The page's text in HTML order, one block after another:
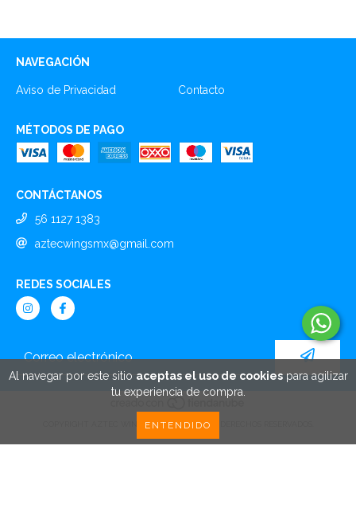
Al navegar por este sitio aceptas el uso de cookiespara agilizar
tu experiencia de compra.
ENTENDIDO
NAVEGACIÓN
Aviso de Privacidad Contacto
MÉTODOS DE PAGO
CONTÁCTANOS
56 1127 1383
aztecwingsmx@gmail.com
REDES SOCIALES
COPYRIGHT AZTEC WINGS - 2026. TODOS LOS DERECHOS RESERVADOS.